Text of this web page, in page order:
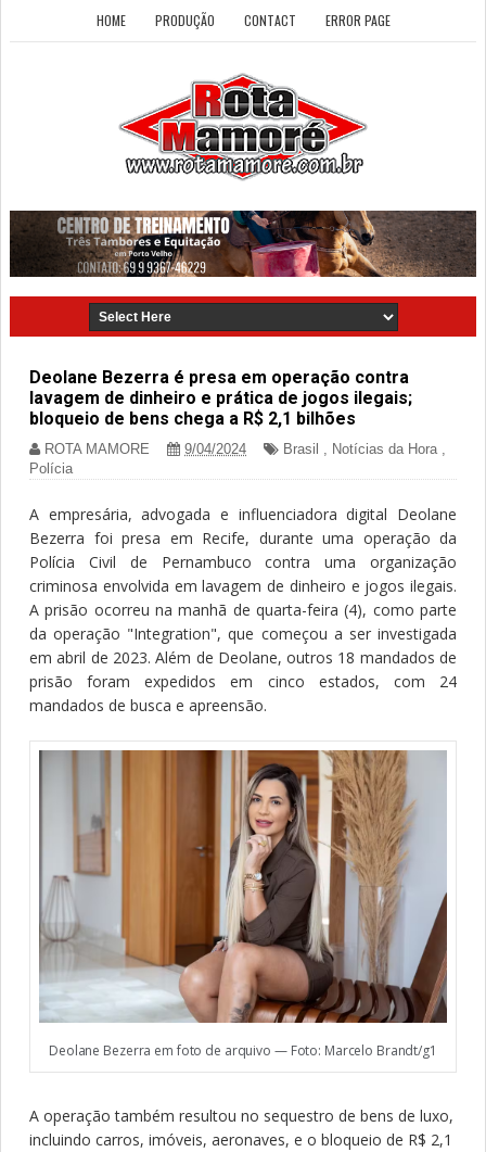
HOME PRODUÇÃO CONTACT ERROR PAGE
Deolane Bezerra é presa em operação contra
lavagem de dinheiro e prática de jogos ilegais;
bloqueio de bens chega a R$ 2,1 bilhões
ROTA MAMORE 9/04/2024 Brasil , Notícias da Hora,
Polícia
A empresária, advogada e influenciadora digital Deolane
Bezerra foi presa em Recife, durante uma operação da
Polícia Civil de Pernambuco contra uma organização
criminosa envolvida em lavagem de dinheiro e jogos ilegais.
A prisão ocorreu na manhã de quarta-feira (4), como parte
da operação "Integration", que começou a ser investigada
em abril de 2023. Além de Deolane, outros 18 mandados de
prisão foram expedidos em cinco estados, com 24
mandados de busca e apreensão.
Deolane Bezerra em foto de arquivo — Foto: Marcelo Brandt/g1
A operação também resultou no sequestro de bens de luxo,
incluindo carros, imóveis, aeronaves, e o bloqueio de R$ 2,1